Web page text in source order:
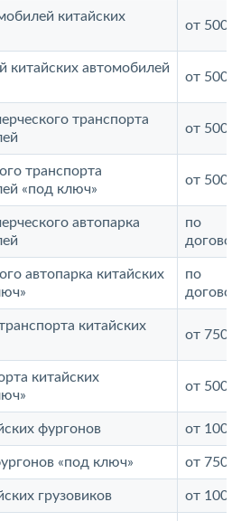
китайских
от 5000
китайских автомобилей
от 5000
транспорта
от 5000
транспорта
«под ключ»
от 5000
автопарка
по
автопарка китайских
по
китайских
от 7500
китайских
от 5000
фургонов от
«под ключ» от 7500
грузовиков от